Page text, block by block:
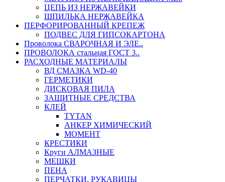
ЦЕПЬ ИЗ НЕРЖАВЕЙКИ
ШПИЛЬКА НЕРЖАВЕЙКА
ПЕРФОРИРОВАННЫЙ КРЕПЕЖ
ПОДВЕС ДЛЯ ГИПСОКАРТОНА
Проволока СВАРОЧНАЯ И ЭЛЕ..
ПРОВОЛОКА стальная ГОСТ 3..
РАСХОДНЫЕ МАТЕРИАЛЫ
ВД СМАЗКА WD-40
ГЕРМЕТИКИ
ДИСКОВАЯ ПИЛА
ЗАЩИТНЫЕ СРЕДСТВА
КЛЕЙ
TYTAN
АНКЕР ХИМИЧЕСКИЙ
МОМЕНТ
КРЕСТИКИ
Круги АЛМАЗНЫЕ
МЕШКИ
ПЕНА
ПЕРЧАТКИ, РУКАВИЦЫ